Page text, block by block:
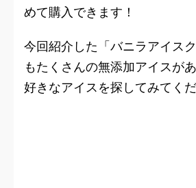
めて購入できます！
今回紹介した「バニラアイス
もたくさんの無添加アイスが
好きなアイスを探してみてくだ